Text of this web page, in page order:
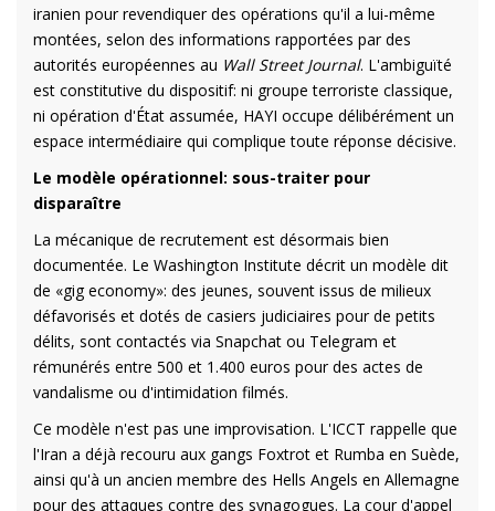
iranien pour revendiquer des opérations qu'il a lui-même
montées, selon des informations rapportées par des
autorités européennes au Wall Street Journal. L'ambiguïté
est constitutive du dispositif: ni groupe terroriste classique,
ni opération d'État assumée, HAYI occupe délibérément un
espace intermédiaire qui complique toute réponse décisive.
Le modèle opérationnel: sous-traiter pour
disparaître
La mécanique de recrutement est désormais bien
documentée. Le Washington Institute décrit un modèle dit
de «gig economy»: des jeunes, souvent issus de milieux
défavorisés et dotés de casiers judiciaires pour de petits
délits, sont contactés via Snapchat ou Telegram et
rémunérés entre 500 et 1.400 euros pour des actes de
vandalisme ou d'intimidation filmés.
Ce modèle n'est pas une improvisation. L'ICCT rappelle que
l'Iran a déjà recouru aux gangs Foxtrot et Rumba en Suède,
ainsi qu'à un ancien membre des Hells Angels en Allemagne
pour des attaques contre des synagogues. La cour d'appel